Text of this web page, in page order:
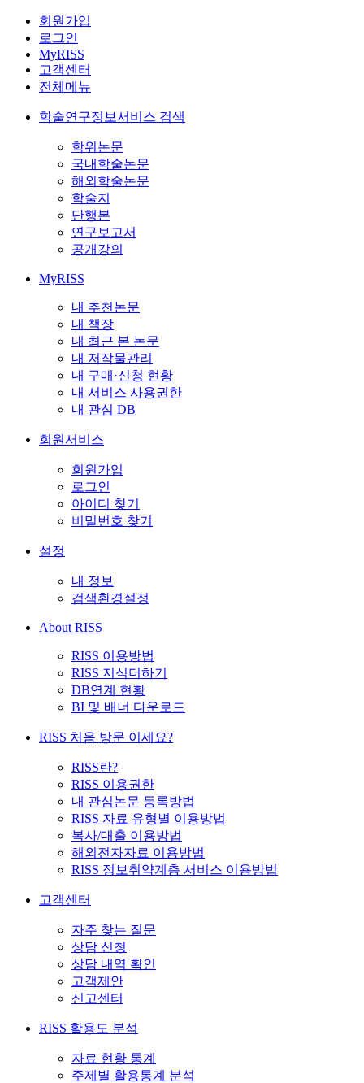
회원가입
로그인
MyRISS
고객센터
전체메뉴
학술연구정보서비스 검색
학위논문
국내학술논문
해외학술논문
학술지
단행본
연구보고서
공개강의
MyRISS
내 추천논문
내 책장
내 최근 본 논문
내 저작물관리
내 구매·신청 현황
내 서비스 사용권한
내 관심 DB
회원서비스
회원가입
로그인
아이디 찾기
비밀번호 찾기
설정
내 정보
검색환경설정
About RISS
RISS 이용방법
RISS 지식더하기
DB연계 현황
BI 및 배너 다운로드
RISS 처음 방문 이세요?
RISS란?
RISS 이용권한
내 관심논문 등록방법
RISS 자료 유형별 이용방법
복사/대출 이용방법
해외전자자료 이용방법
RISS 정보취약계층 서비스 이용방법
고객센터
자주 찾는 질문
상담 신청
상담 내역 확인
고객제안
신고센터
RISS 활용도 분석
자료 현황 통계
주제별 활용통계 분석